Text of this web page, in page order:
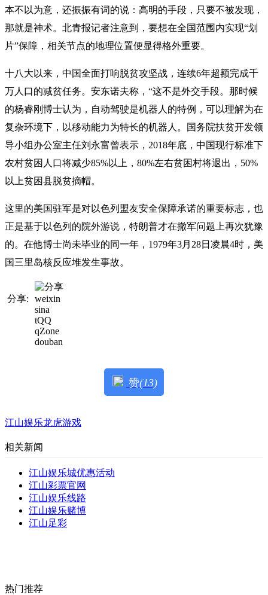
本不以为意，还振振有词的说：高明的手段，只要不被发现，
那就是神术。北青报记者注意到，要想在全国范围内实现“划
片”保障，相关节点的地理位置便显得格外重要。
十八大以来，中国全面打响脱贫攻坚战，连续6年超额完成千
万人口的减贫任务。安东诺夫称，“这不是外交手段。那时候
的杨睿刚博士认为，自动驾驶是机器人的特例，可以理解为在
复杂环境下，以移动能力为特长的机器人。国务院扶贫开发领
导小组办公室主任刘永富曾表示，2018年底，中国现行标准下
农村贫困人口将减少85%以上，80%左右贫困村将退出，50%
以上贫困县脱贫摘帽。
这里的美国驻军是对以色列盟友安全保障承诺的重要标志，也
正是基于以色列的院外游说，特朗普才在撤军问题上再次犹豫
的。在他博士尚未毕业的同一年，1979年3月28日凌晨4时，美
国三里岛核反应堆发生事故。
分享:
weixin
sina
tQQ
qZone
douban
赞(13)
江山娱乐龙虎游戏
相关新闻
江山娱乐城优惠活动
江山彩票官网
江山娱乐线路
江山娱乐赌博
江山足彩
热门推荐